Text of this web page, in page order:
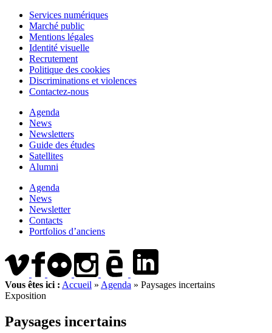
Services numériques
Marché public
Mentions légales
Identité visuelle
Recrutement
Politique des cookies
Discriminations et violences
Contactez-nous
Agenda
News
Newsletters
Guide des études
Satellites
Alumni
Agenda
News
Newsletter
Contacts
Portfolios d’anciens
Vous êtes ici : Accueil » Agenda » Paysages incertains
Exposition
Paysages incertains